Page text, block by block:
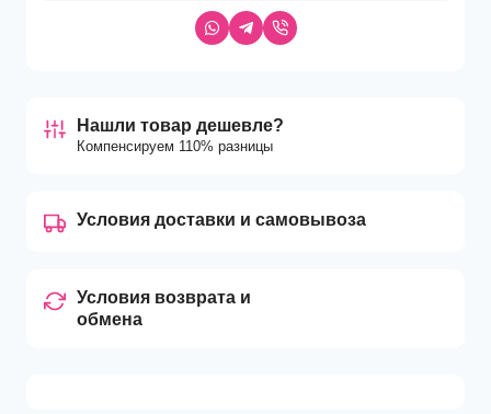
Нашли товар дешевле?
Компенсируем 110% разницы
Условия доставки и самовывоза
Условия возврата и
обмена